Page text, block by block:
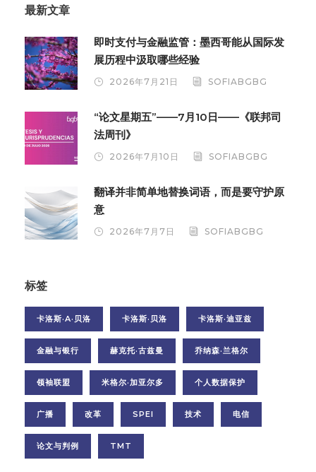
最新文章
即时支付与金融监管：墨西哥能从国际发
展历程中汲取哪些经验
2026年7月21日 SOFIABGBG
“论文星期五”——7月10日——《联邦司
法周刊》
2026年7月10日 SOFIABGBG
翻译并非简单地替换词语，而是要守护原
意
2026年7月7日 SOFIABGBG
标签
卡洛斯·A·贝洛 卡洛斯·贝洛 卡洛斯·迪亚兹
金融与银行 赫克托·古兹曼 乔纳森·兰格尔
领袖联盟 米格尔·加亚尔多 个人数据保护
广播 改革 SPEI 技术 电信
论文与判例 TMT